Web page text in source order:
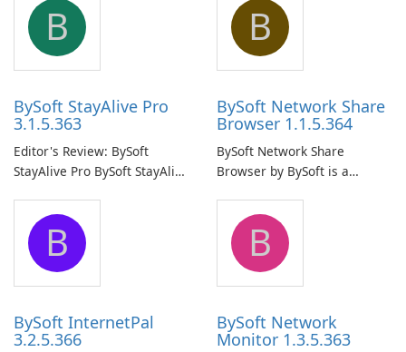
B
BySoft StayAlive Pro
3.1.5.363
Editor's Review: BySoft
StayAlive Pro BySoft StayAlive
application designed to
ensure the continuous and
uninterrupted operation of
your computer system.
B
BySoft Network Share
Browser 1.1.5.364
BySoft Network Share
Browser by BySoft is a
application that allows users
to easily browse and manage
shared folders on their
network.
B
BySoft InternetPal
3.2.5.366
B
BySoft Network
Monitor 1.3.5.363